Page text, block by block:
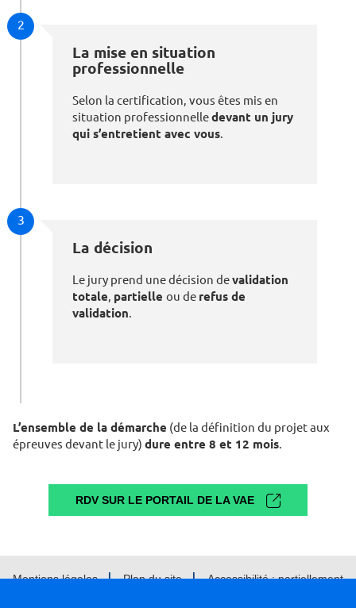
2
La mise en situation
professionnelle
Selon la certification, vous êtes mis en
situation professionnelledevant un jury
qui s’entretient avec vous.
3
La décision
Le jury prend une décision devalidation
totale, partielle ou de refus de
validation.
L’ensemble de la démarche (de la définition du projet aux
épreuves devant le jury) dure entre 8 et 12 mois.
RDV SUR LE PORTAIL DE LA VAE
Mentions légales Plan du site
Accessibilité : partiellement